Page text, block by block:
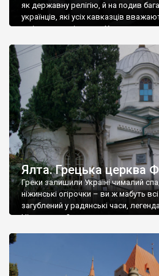
як державну релігію, й на подив
українців, які усіх кавказців
є відданими вірянами Христа
Ялта. Грецька церква
Греки залишили Україні чималий
ніжинські огірочки – ви ж мабуть
загублений у радянські часи,
Ніжин греки?